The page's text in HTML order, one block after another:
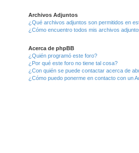
Archivos Adjuntos
¿Qué archivos adjuntos son permitidos en
¿Cómo encuentro todos mis archivos
Acerca de phpBB
¿Quién programó este foro?
¿Por qué este foro no tiene tal cosa?
¿Con quién se puede contactar acerca de
¿Cómo puedo ponerme en contacto con un